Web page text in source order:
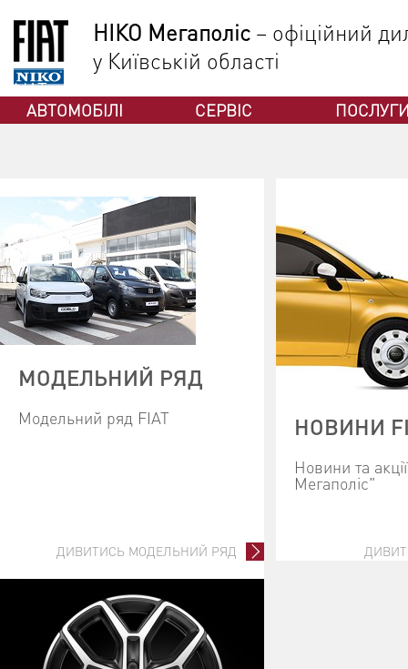
НІКО Мегаполіс – офіційний
у Київській області
АВТОМОБІЛІ СЕРВІС
ФІАТ
МОДЕЛЬНИЙ РЯД
Модельний ряд FIAT
ДИВИТИСЬ МОДЕЛЬНИЙ РЯД
НОВИНИ
Новини та
Мегаполіс"